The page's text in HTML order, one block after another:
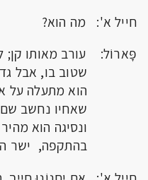
חייל א': מה הוא?
פָּארוֹל: עורב מאותו קן;
שטוב בו, אבל
הוא מתעלה על
שאחיו נחשב
ונסיגה הוא
בהתקפה, ישר